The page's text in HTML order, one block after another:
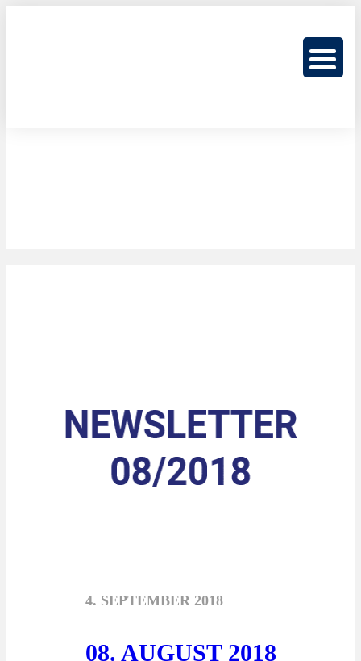
4. SEPTEMBER 2018
08. AUGUST 2018